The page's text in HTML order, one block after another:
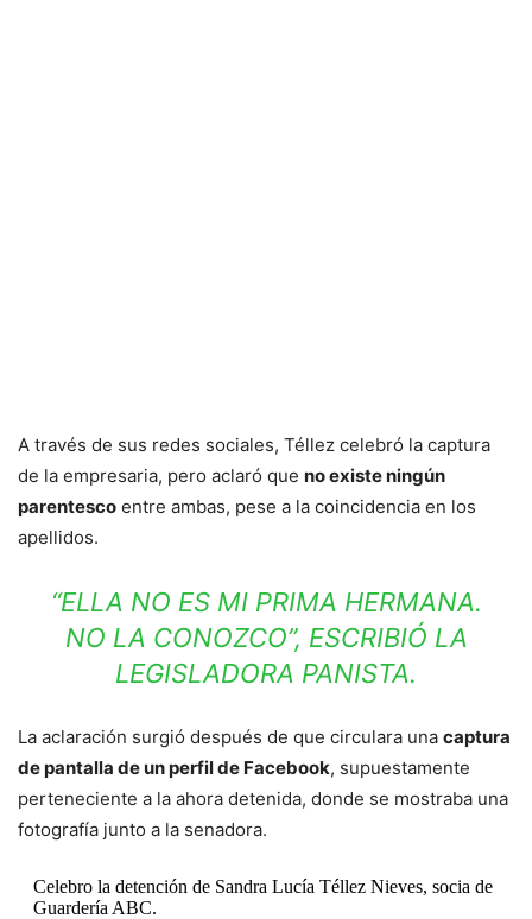
A través de sus redes sociales, Téllez celebró la captura
de la empresaria, pero aclaró que no existe ningún
parentesco entre ambas, pese a la coincidencia en los
apellidos.
“ELLA NO ES MI PRIMA HERMANA.
NO LA CONOZCO”, ESCRIBIÓ LA
LEGISLADORA PANISTA.
La aclaración surgió después de que circulara una captura
de pantalla de un perfil de Facebook, supuestamente
perteneciente a la ahora detenida, donde se mostraba una
fotografía junto a la senadora.
Celebro la detención de Sandra Lucía Téllez Nieves, socia de
Guardería ABC.